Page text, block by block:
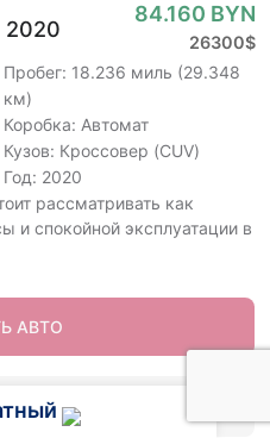
2020
84.160 BYN
26300$
Пробег: 18.236 миль (29.348
км)
Коробка: Автомат
Кузов: Кроссовер (CUV)
Год: 2020
рассматривать как
и спокойной эксплуатации в
АВТО
СТОИМОСТЬ